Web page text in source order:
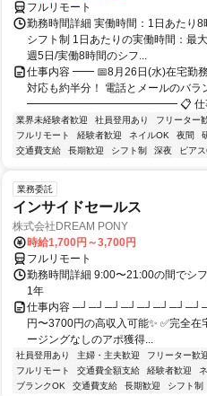
フルリモート
勤務時間詳細 実働時間：1日あたり
シフト制 1日あたりの実働時間：最
週5日/実働8時間のシフ...
仕事内容 ━━ 📅8月26日(水)在宅勤
対応も約半分！ 電話とメールのバ
━━━━━━━━━━━━━━ 📋 仕
業界未経験者歓迎 社員登用あり フリーター
フルリモート
経験者歓迎 ネイルOK 夜間
交通費支給
長期歓迎 シフト制 深夜 ピア
業務委託
インサイドセールス
株式会社DREAM PONY
時給1,700円～3,700円
フルリモート
勤務時間詳細 9:00〜21:00の間でシ
1年
仕事内容
円〜3700円の高収入可能✨ ✅完全
ージングなしのアポ獲得...
社員登用あり 主婦・主夫歓迎 フリーター歓
フルリモート
交通費全額支給 経験者歓迎
ブランクOK
交通費支給 長期歓迎 シフト制